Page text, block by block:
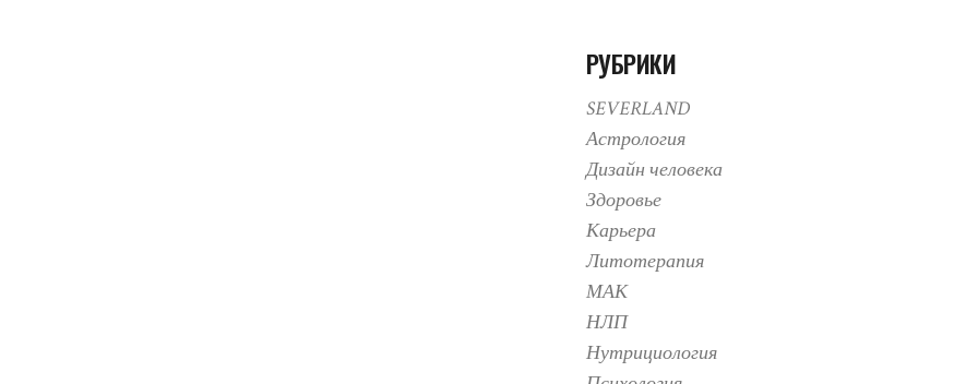
РУБРИКИ
SEVERLAND
Астрология
Дизайн человека
Здоровье
Карьера
Литотерапия
МАК
НЛП
Нутрициология